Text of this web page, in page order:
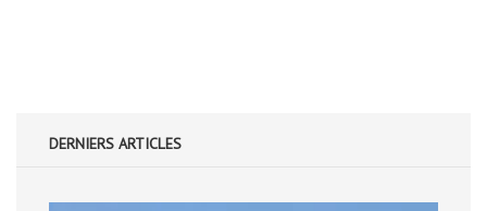
DERNIERS ARTICLES